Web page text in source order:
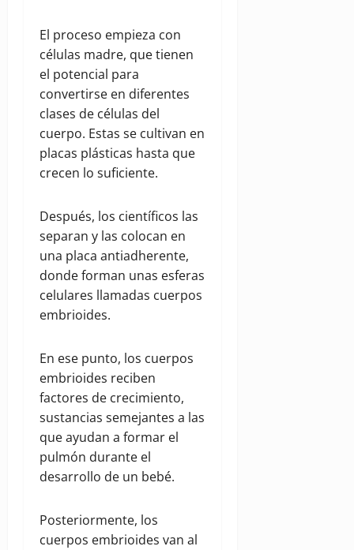
El proceso empieza con
células madre, que tienen
el potencial para
convertirse en diferentes
clases de células del
cuerpo. Estas se cultivan en
placas plásticas hasta que
crecen lo suficiente.
Después, los científicos las
separan y las colocan en
una placa antiadherente,
donde forman unas esferas
celulares llamadas cuerpos
embrioides.
En ese punto, los cuerpos
embrioides reciben
factores de crecimiento,
sustancias semejantes a las
que ayudan a formar el
pulmón durante el
desarrollo de un bebé.
Posteriormente, los
cuerpos embrioides van al